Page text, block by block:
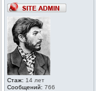
Стаж: 14 лет
Сообщений: 766